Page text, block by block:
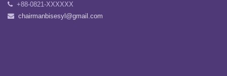
Alampur, Sylhet.
+88-0821-XXXXXX